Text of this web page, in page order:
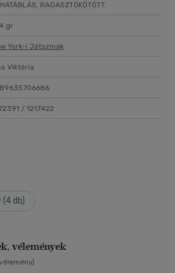
RAGASZTÓKÖTÖTT
gr
York-i Játszmák
Viktória
/ 1217422
db)
vélemények